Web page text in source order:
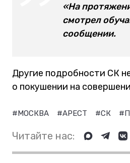
«На
смотрел
сообщении.
Другие подробности СК
о покушении на
#МОСКВА #АРЕСТ #СК
Читайте нас: